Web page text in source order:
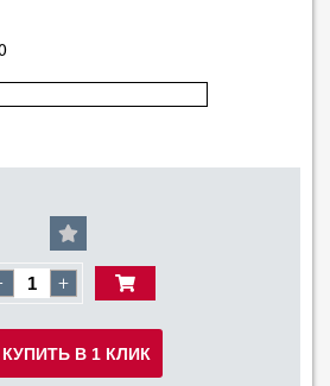
+
КУПИТЬ В 1 КЛИК